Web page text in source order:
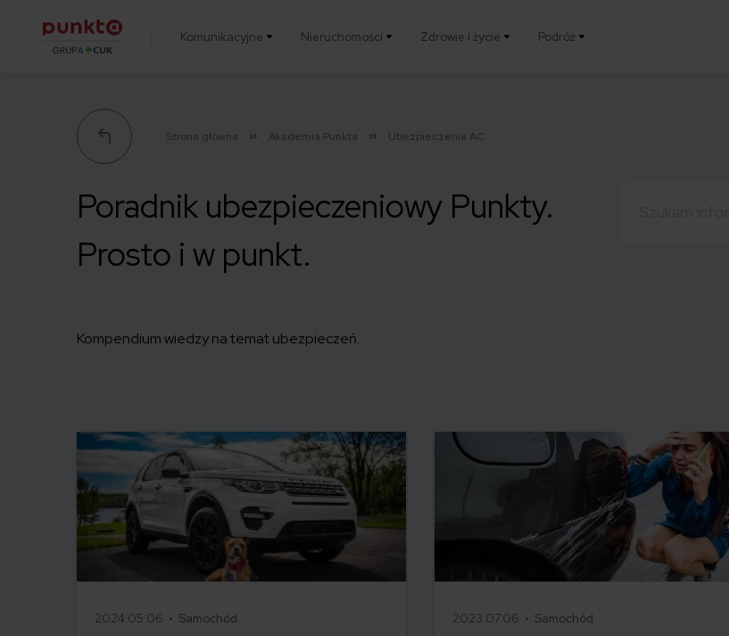
Komunikacyjne Nieruchomości Zdrowie i życie Podróż
Strona główna Akademia Punkta Ubezpieczenia AC
Poradnik ubezpieczeniowy Punkty.
Prosto i w punkt.
Kompendium wiedzy na temat ubezpieczeń.
2024.05.06 • Samochód 2023.07.06 • Samochód